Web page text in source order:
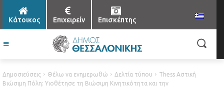
Κάτοικος Επιχειρείν Επισκέπτης
Δημοσιεύσεις Θέλω να ενημερωθώ Δελτία τύπου
Thess Αστική
Βιώσιμη Πόλη: Υιοθέτησε τη Βιώσιμη Κινητικότητα και την